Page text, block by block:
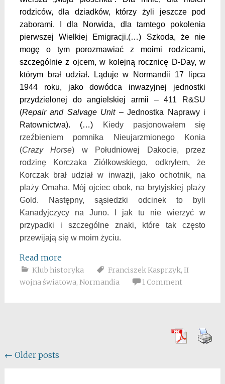
rodziców, dla dziadków, którzy żyli jeszcze pod
zaborami. I dla Norwida, dla tamtego pokolenia
pierwszej Wielkiej Emigracji.(…) Szkoda, że nie
mogę o tym porozmawiać z moimi rodzicami,
szczególnie z ojcem, w kolejną rocznicę D-Day, w
którym brał udział. Ląduje w Normandii 17 lipca
1944 roku, jako dowódca inwazyjnej jednostki
przydzielonej do angielskiej armii –411 R&SU
(Repair and Salvage Unit – Jednostka Naprawy i
Ratownictwa). (…)
Kiedy pasjonowałem się
rzeźbieniem pomnika Nieujarzmionego Konia
(Crazy Horse) w Południowej Dakocie, przez
rodzinę Korczaka Ziółkowskiego, odkryłem, że
Korczak brał udział w inwazji, jako ochotnik, na
plaży Omaha. Mój ojciec obok, na brytyjskiej plaży
Gold. Następny, sąsiedzki odcinek to byli
Kanadyjczycy na Juno. I jak tu nie wierzyć w
przypadki i szczególne znaki, które tak często
przewijają się w moim życiu.
Read more
Klub historyka Franciszek Kasprzyk, II
wojna światowa, Normandia 1 Comment
Posts
← Older posts